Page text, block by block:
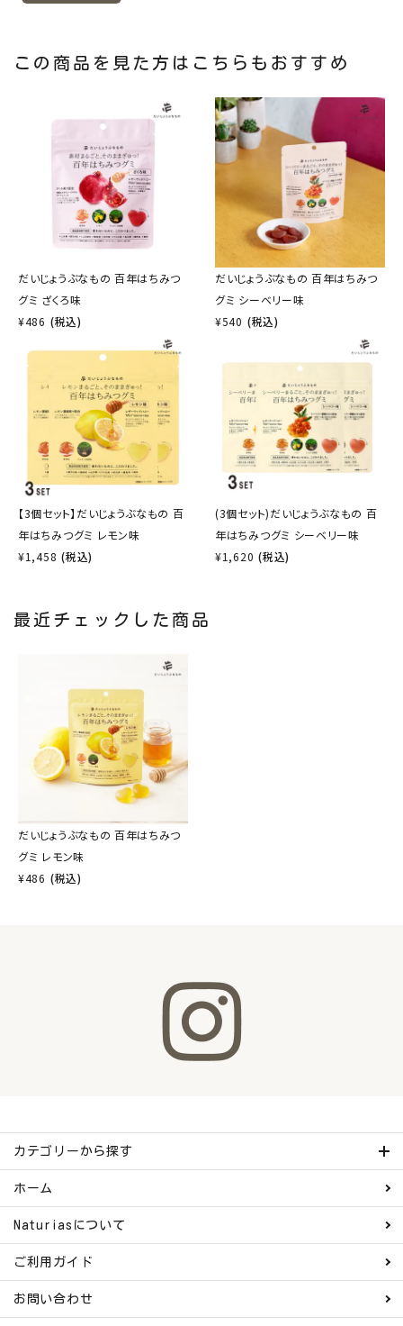
この商品を見た方はこちらもおすすめ
だいじょうぶなもの 百年はちみつ
グミ ざくろ味
¥486 (税込)
だいじょうぶなもの 百年はちみつ
グミ シーベリー味
¥540 (税込)
【3個セット】だいじょうぶなもの 百
年はちみつグミ レモン味
¥1,458 (税込)
(3個セット)だいじょうぶなもの 百
年はちみつグミ シーベリー味
¥1,620 (税込)
最近チェックした商品
だいじょうぶなもの 百年はちみつ
グミ レモン味
¥486 (税込)
カテゴリーから探す
ホーム
Naturiasについて
ご利用ガイド
お問い合わせ